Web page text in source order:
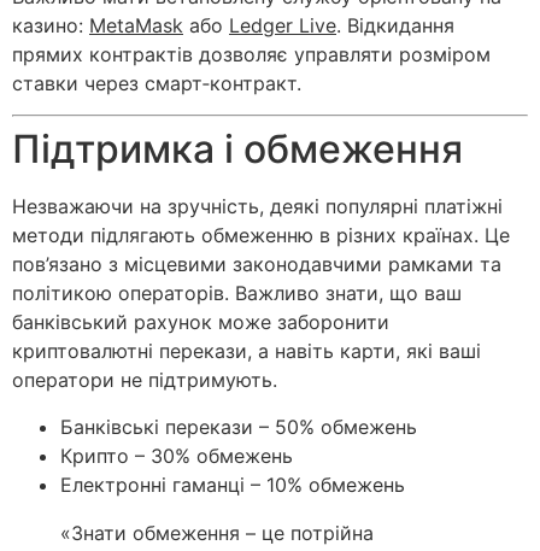
казино: MetaMask або Ledger Live. Відкидання
прямих контрактів дозволяє управляти розміром
ставки через смарт‑контракт.
Підтримка і обмеження
Незважаючи на зручність, деякі популярні платіжні
методи підлягають обмеженню в різних країнах. Це
пов’язано з місцевими законодавчими рамками та
політикою операторів. Важливо знати, що ваш
банківський рахунок може заборонити
криптовалютні перекази, а навіть карти, які ваші
оператори не підтримують.
Банківські перекази – 50% обмежень
Крипто – 30% обмежень
Електронні гаманці – 10% обмежень
«Знати обмеження – це потрійна